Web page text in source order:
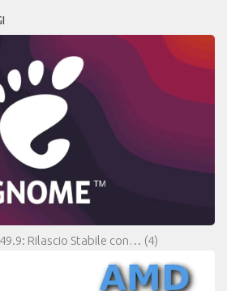
Rilascio Stabile con… (4)